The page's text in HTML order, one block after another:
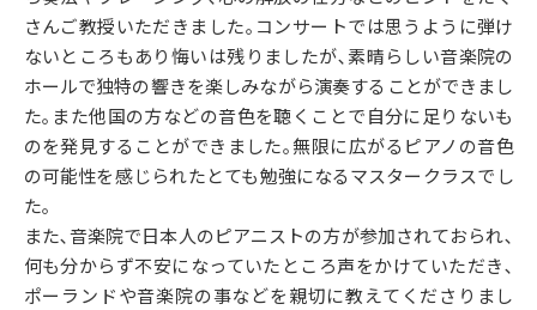
さんご教授いただきました｡コンサートでは思うように弾け
ないところもあり悔いは残りましたが､素晴らしい音楽院の
ホールで独特の響きを楽しみながら演奏することができまし
た｡また他国の方などの音色を聴くことで自分に足りないも
のを発見することができました｡無限に広がるピアノの音色
の可能性を感じられたとても勉強になるマスタークラスでし
た｡
また､音楽院で日本人のピアニストの方が参加されておられ､
何も分からず不安になっていたところ声をかけていただき､
ポーランドや音楽院の事などを親切に教えてくださりまし